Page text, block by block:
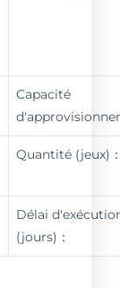
Capacité
Quantité (jeux)
Délai
(jours)：